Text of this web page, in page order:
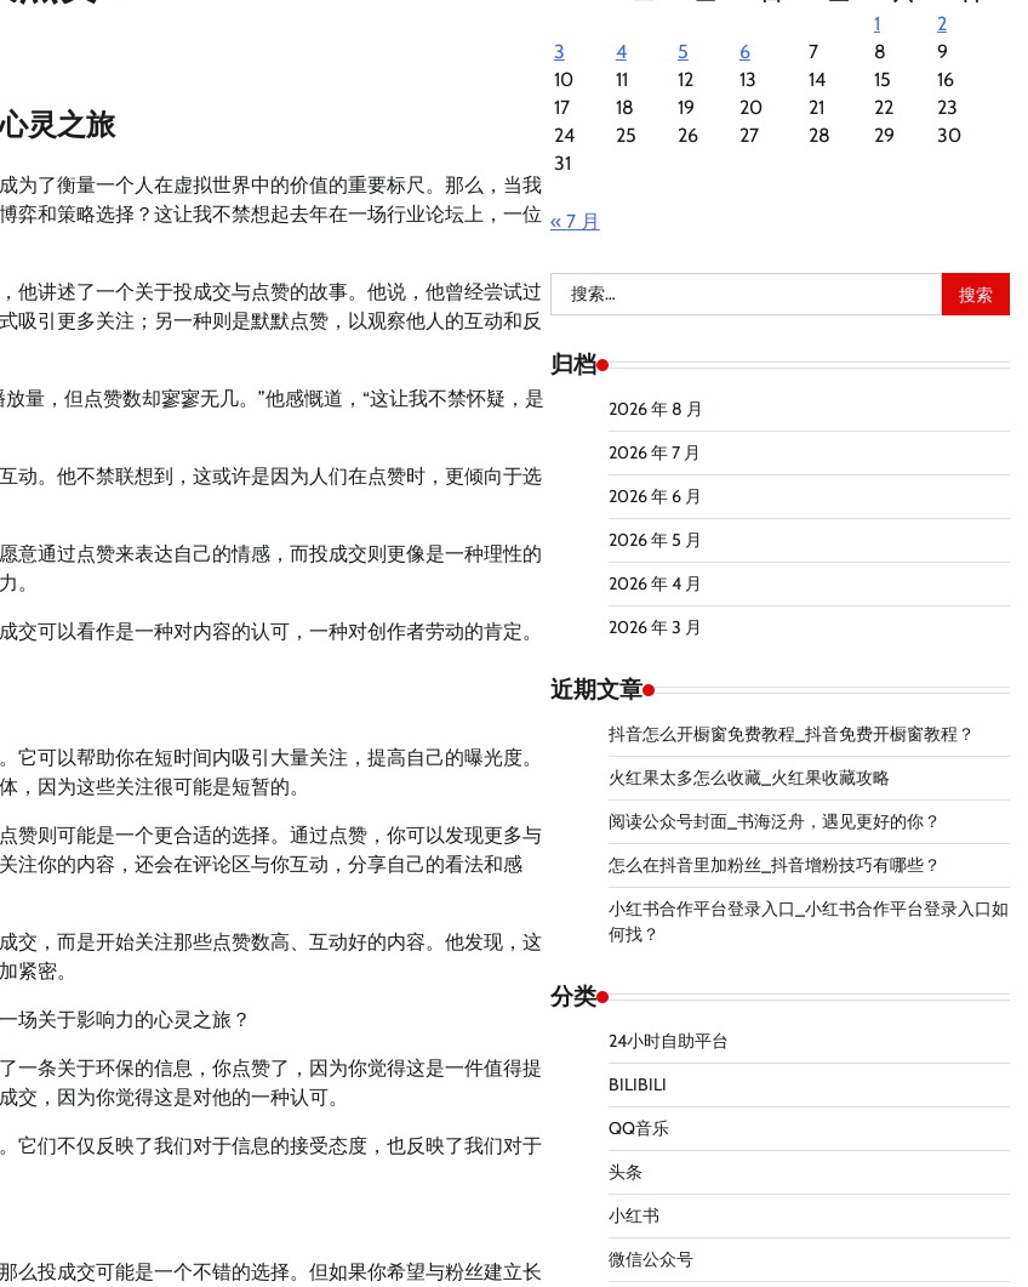
灵之旅
为了衡量一个人在虚拟世界中的价值的重要标尺。那么，当我
弈和策略选择？这让我不禁想起去年在一场行业论坛上，一位
他讲述了一个关于投成交与点赞的故事。他说，他曾经尝试过
吸引更多关注；另一种则是默默点赞，以观察他人的互动和反
量，但点赞数却寥寥无几。”他感慨道，“这让我不禁怀疑，是
动。他不禁联想到，这或许是因为人们在点赞时，更倾向于选
意通过点赞来表达自己的情感，而投成交则更像是一种理性的
。
可以看作是一种对内容的认可，一种对创作者劳动的肯定。
可以帮助你在短时间内吸引大量关注，提高自己的曝光度。
因为这些关注很可能是短暂的。
赞则可能是一个更合适的选择。通过点赞，你可以发现更多与
注你的内容，还会在评论区与你互动，分享自己的看法和感
交，而是开始关注那些点赞数高、互动好的内容。他发现，这
紧密。
场关于影响力的心灵之旅？
一条关于环保的信息，你点赞了，因为你觉得这是一件值得提
，因为你觉得这是对他的一种认可。
它们不仅反映了我们对于信息的接受态度，也反映了我们对于
么投成交可能是一个不错的选择。但如果你希望与粉丝建立长
1
2
3
4 5 6 7 8
9
10
11 12 13 14 15
16
17
18 19 20 21 22
23
24
25 26 27 28 29
30
31
« 7 月
索：
归档
2026 年 8 月
2026 年 7 月
2026 年 6 月
2026 年 5 月
2026 年 4 月
2026 年 3 月
近期文章
抖音怎么开橱窗免费教程_抖音免费开橱窗教程？
火红果太多怎么收藏_火红果收藏攻略
阅读公众号封面_书海泛舟，遇见更好的你？
怎么在抖音里加粉丝_抖音增粉技巧有哪些？
小红书合作平台登录入口_小红书合作平台登录入口如
何找？
分类
24小时自助平台
BILIBILI
QQ音乐
头条
小红书
微信公众号